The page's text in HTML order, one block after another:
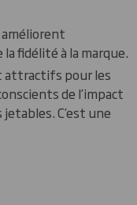
améliorent
la fidélité à la marque.
attractifs pour les
de l’impact
C’est une